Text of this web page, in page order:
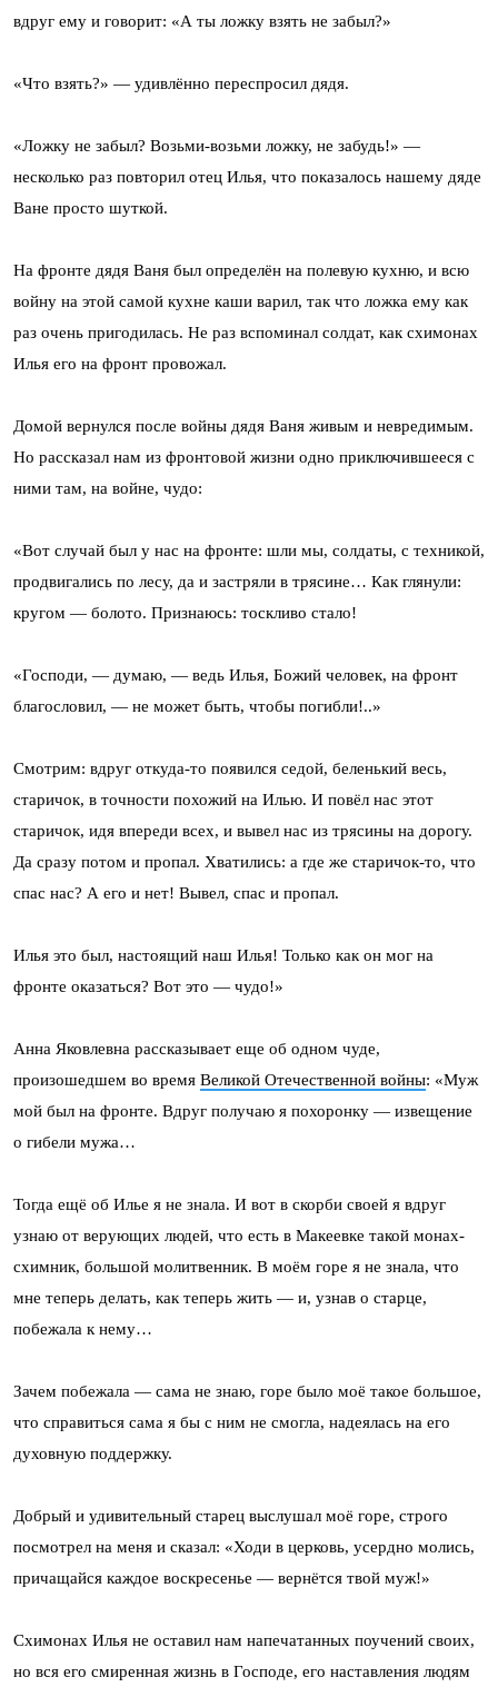
вдруг ему и говорит: «А ты ложку взять не забыл?»
«Что взять?» — удивлённо переспросил дядя.
«Ложку не забыл? Возьми-возьми ложку, не забудь!» —
несколько раз повторил отец Илья, что показалось нашему дяде
Ване просто шуткой.
На фронте дядя Ваня был определён на полевую кухню, и всю
войну на этой самой кухне каши варил, так что ложка ему как
раз очень пригодилась. Не раз вспоминал солдат, как схимонах
Илья его на фронт провожал.
Домой вернулся после войны дядя Ваня живым и невредимым.
Но рассказал нам из фронтовой жизни одно приключившееся с
ними там, на войне, чудо:
«Вот случай был у нас на фронте: шли мы, солдаты, с техникой,
продвигались по лесу, да и застряли в трясине… Как глянули:
кругом — болото. Признаюсь: тоскливо стало!
«Господи, — думаю, — ведь Илья, Божий человек, на фронт
благословил, — не может быть, чтобы погибли!..»
Смотрим: вдруг откуда-то появился седой, беленький весь,
старичок, в точности похожий на Илью. И повёл нас этот
старичок, идя впереди всех, и вывел нас из трясины на дорогу.
Да сразу потом и пропал. Хватились: а где же старичок-то, что
спас нас? А его и нет! Вывел, спас и пропал.
Илья это был, настоящий наш Илья! Только как он мог на
фронте оказаться? Вот это — чудо!»
Анна Яковлевна рассказывает еще об одном чуде,
произошедшем во время Великой Отечественной войны: «Муж
мой был на фронте. Вдруг получаю я похоронку — извещение
о гибели мужа…
Тогда ещё об Илье я не знала. И вот в скорби своей я вдруг
узнаю от верующих людей, что есть в Макеевке такой монах-
схимник, большой молитвенник. В моём горе я не знала, что
мне теперь делать, как теперь жить — и, узнав о старце,
побежала к нему…
Зачем побежала — сама не знаю, горе было моё такое большое,
что справиться сама я бы с ним не смогла, надеялась на его
духовную поддержку.
Добрый и удивительный старец выслушал моё горе, строго
посмотрел на меня и сказал: «Ходи в церковь, усердно молись,
причащайся каждое воскресенье — вернётся твой муж!»
Схимонах Илья не оставил нам напечатанных поучений своих,
но вся его смиренная жизнь в Господе, его наставления людям